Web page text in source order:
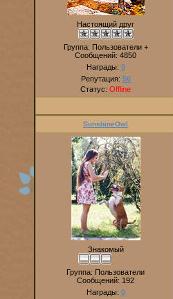
Настоящий друг
Группа: Пользователи +
Сообщений: 4850
Награды: 0
Репутация: 56
Статус: Offline
SunshineOwl
Знакомый
Группа: Пользователи
Сообщений: 192
Награды: 0